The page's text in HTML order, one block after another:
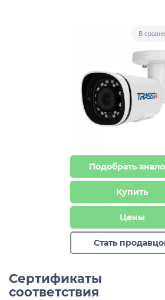
В
Подобрать
Купить
Цены
Стать
Сертификаты
соответствия